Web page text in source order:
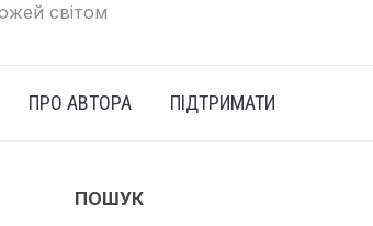
світом
ПРО АВТОРА ПІДТРИМАТИ
ПОШУК